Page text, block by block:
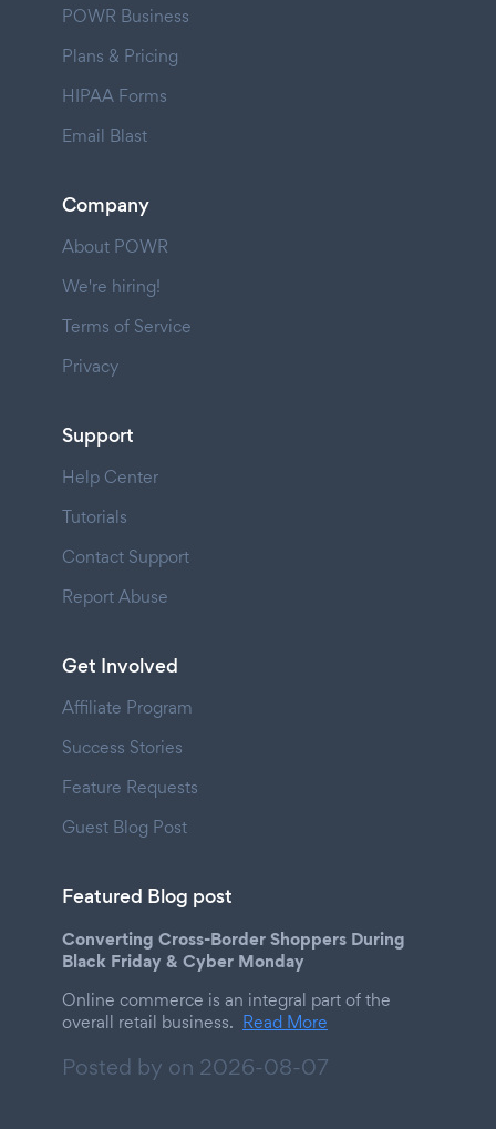
POWR Business
Plans & Pricing
HIPAA Forms
Email Blast
Company
About POWR
We're hiring!
Terms of Service
Privacy
Support
Help Center
Tutorials
Contact Support
Report Abuse
Get Involved
Affiliate Program
Success Stories
Feature Requests
Guest Blog Post
Featured Blog post
Converting Cross-Border Shoppers During
Black Friday & Cyber Monday
Online commerce is an integral part of the
overall retail business. Read More
Posted by on 2026-08-07